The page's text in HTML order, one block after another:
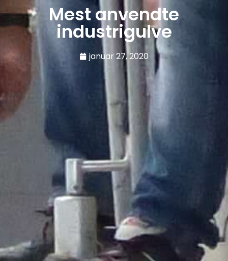
Mest anvendte
industrigulve
januar 27, 2020